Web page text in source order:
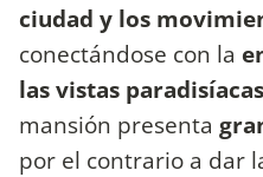
ciudad y los
conectándose con la
las vistas
mansión presenta
por el contrario a dar